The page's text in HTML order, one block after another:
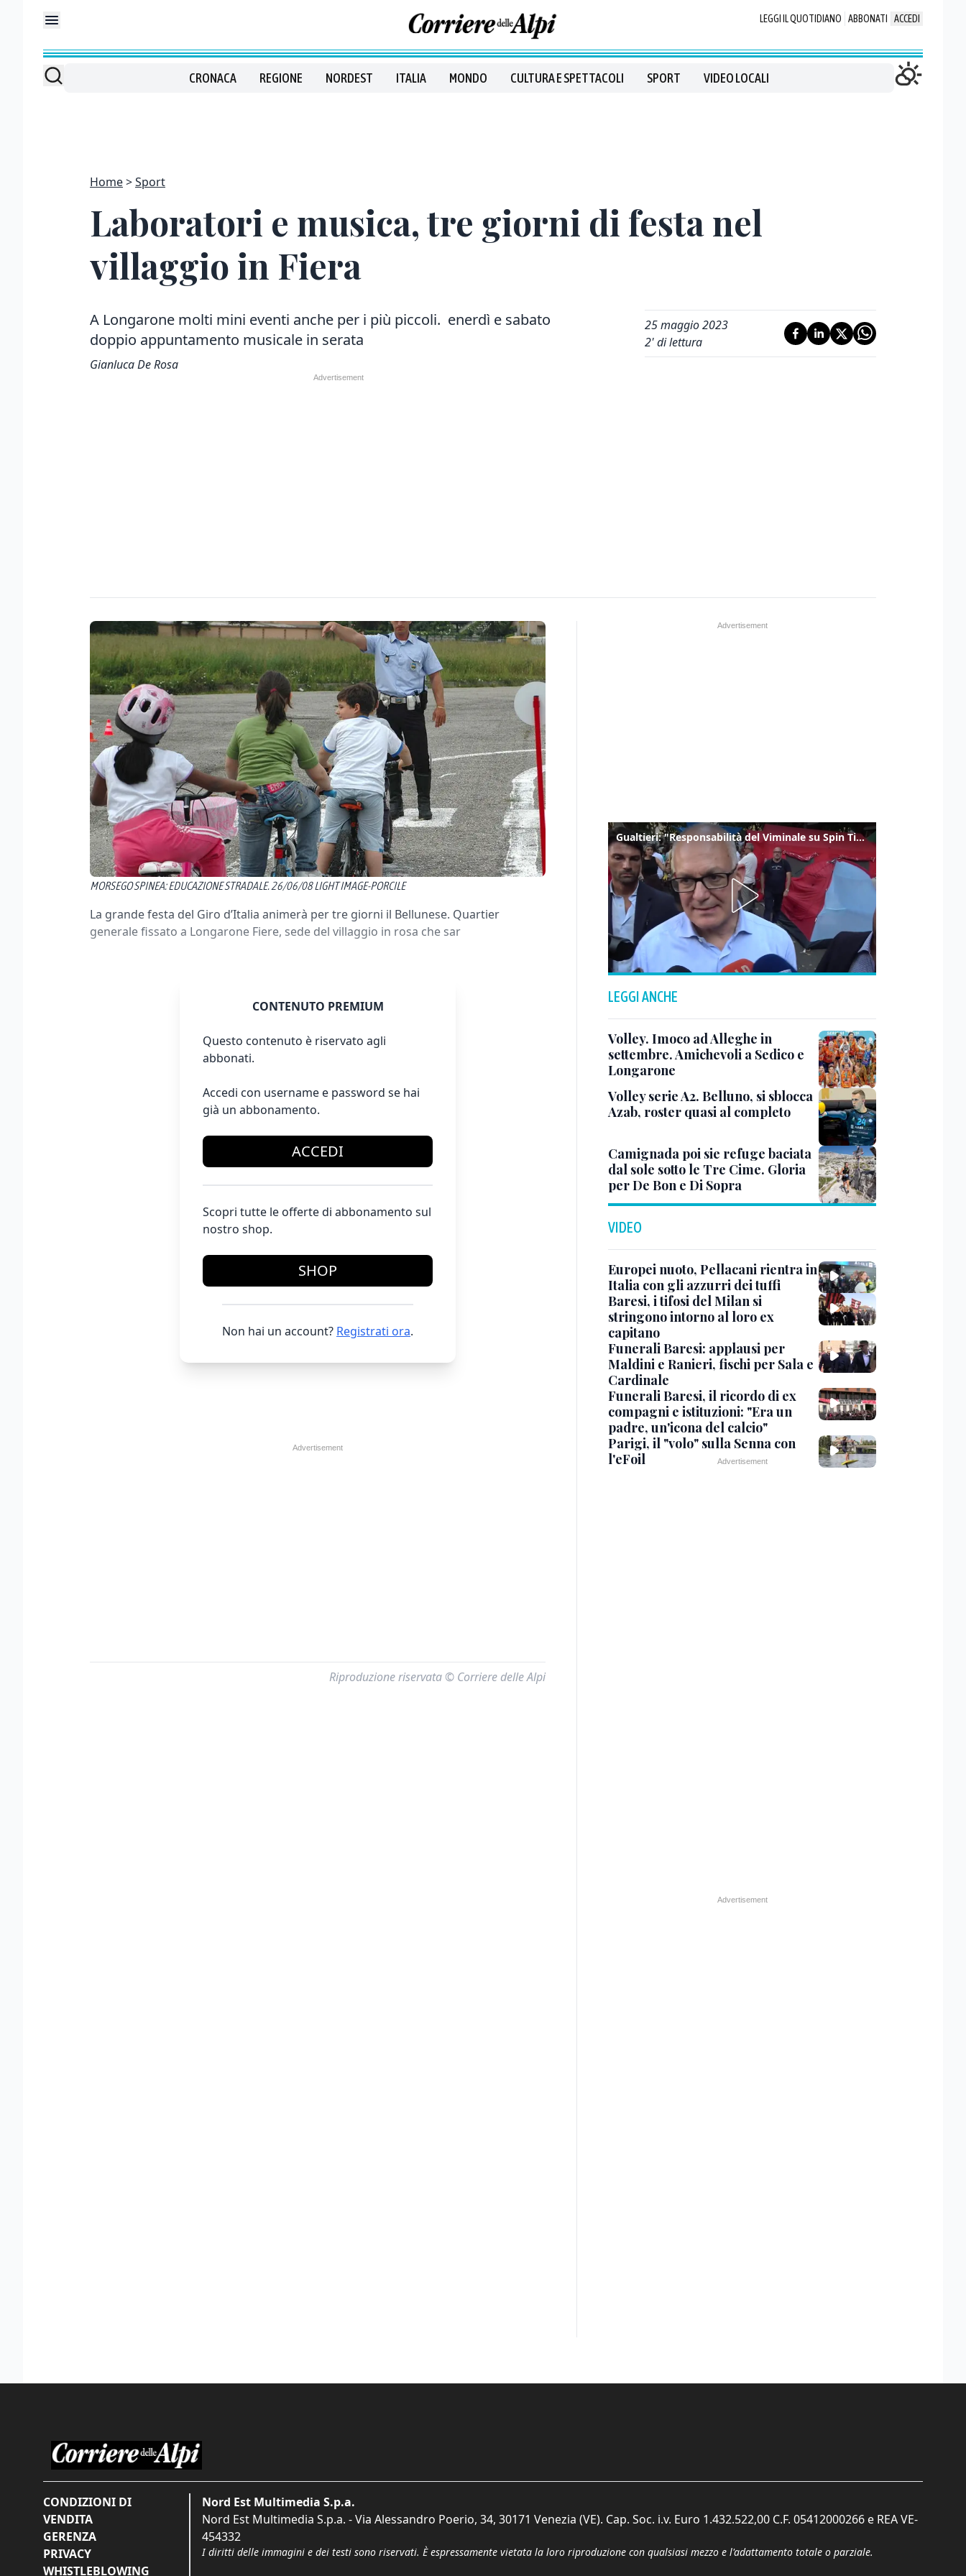
LEGGI IL QUOTIDIANO ABBONATI ACCEDI
CRONACA REGIONE NORDEST ITALIA MONDO CULTURA E SPETTACOLI SPORT VIDEO LOCALI
Home Sport
Laboratori e musica, tre giorni di festa nel
villaggio in Fiera
A Longarone molti mini eventi anche per i più piccoli. enerdì e sabato
doppio appuntamento musicale in serata
Gianluca De Rosa
25 maggio 2023
2' di lettura
MORSEGO SPINEA: EDUCAZIONE STRADALE. 26/06/08 LIGHT IMAGE-PORCILE
La grande festa del Giro d’Italia animerà per tre giorni il Bellunese. Quartier
generale fissato a Longarone Fiere, sede del villaggio in rosa che sar
CONTENUTO PREMIUM
Questo contenuto è riservato agli
abbonati.
Accedi con username e password se hai
già un abbonamento.
ACCEDI
Scopri tutte le offerte di abbonamento sul
nostro shop.
SHOP
Non hai un account? Registrati ora.
Riproduzione riservata © Corriere delle Alpi
Gualtieri: "Responsabilità del Viminale su Spin Time? La posizione dei partiti è nota"
LEGGI ANCHE
Volley. Imoco ad Alleghe in
settembre. Amichevoli a Sedico e
Longarone
Volley serie A2. Belluno, si sblocca
Azab, roster quasi al completo
Camignada poi sie refuge baciata
dal sole sotto le Tre Cime. Gloria
per De Bon e Di Sopra
VIDEO
Europei nuoto, Pellacani rientra in
Italia con gli azzurri dei tuffi
Baresi, i tifosi del Milan si
stringono intorno al loro ex
capitano
Funerali Baresi: applausi per
Maldini e Ranieri, fischi per Sala e
Cardinale
Funerali Baresi, il ricordo di ex
compagni e istituzioni: "Era un
padre, un'icona del calcio"
Parigi, il "volo" sulla Senna con
l'eFoil
CONDIZIONI DI
VENDITA
GERENZA
PRIVACY
WHISTLEBLOWING
Nord Est Multimedia S.p.a.
Nord Est Multimedia S.p.a. - Via Alessandro Poerio, 34, 30171 Venezia (VE). Cap. Soc. i.v. Euro 1.432.522,00 C.F. 05412000266 e REA VE-
454332
I diritti delle immagini e dei testi sono riservati. È espressamente vietata la loro riproduzione con qualsiasi mezzo e l'adattamento totale o parziale.